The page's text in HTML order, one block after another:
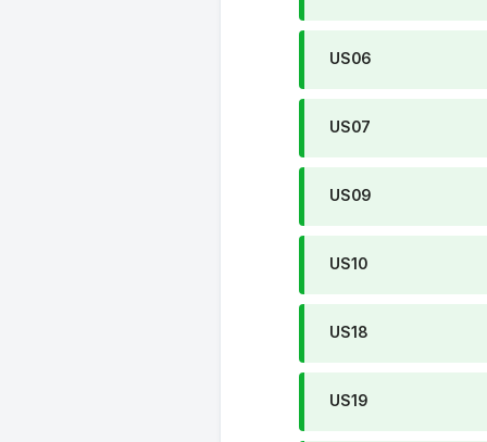
US06
US07
US09
US10
US18
US19